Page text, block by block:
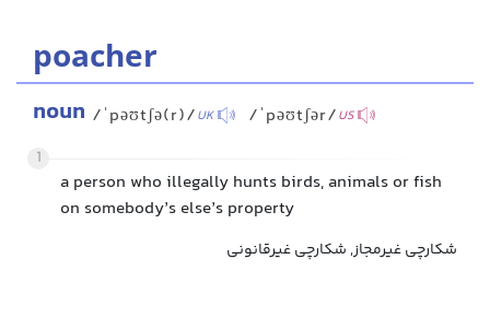
poacher
noun /ˈpəʊtʃə(r)/UK /ˈpəʊtʃər/US
1
a person who illegally hunts birds, animals or fish
on somebody’s else’s property
شکارچی غیرمجاز, شکارچی غیرقانونی